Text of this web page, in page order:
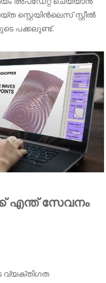
സ്റ്റെയിൻലെസ് സ്റ്റീൽ
പക്കലുണ്ട്.
എന്ത് സേവനം
വ്യക്തിഗത